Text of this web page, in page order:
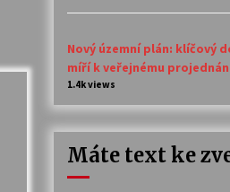
Nový územní plán: klíčový
míří k veřejnému
1.4k views
Máte text ke